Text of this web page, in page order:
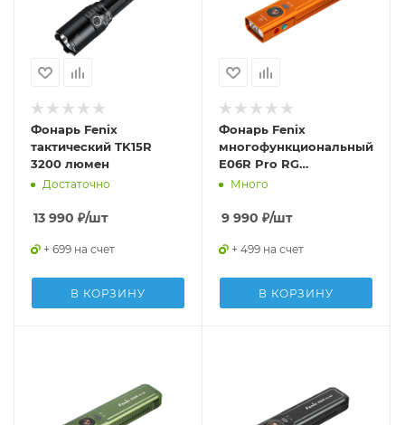
Фонарь Fenix
тактический TK15R
3200 люмен
Достаточно
13 990 ₽/шт
+ 699 на счет
В КОРЗИНУ
Фонарь Fenix
многофункциональный
E06R Pro RG
оранжевый 1600 люмен
Много
9 990 ₽/шт
+ 499 на счет
В КОРЗИНУ